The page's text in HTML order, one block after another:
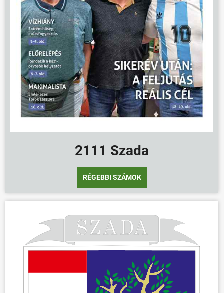
KÖZÖSSÉG
HÍREK
VÁLASZTÁSOK
2111 Szada
RÉGEBBI SZÁMOK